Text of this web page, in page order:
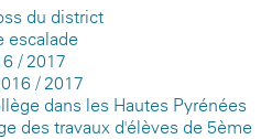
du district
escalade
/ 2017
/ 2017
dans les Hautes Pyrénées
des travaux d'élèves de 5ème